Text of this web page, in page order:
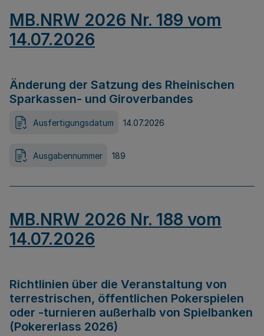
MB.NRW 2026 Nr. 189 vom
14.07.2026
Änderung der Satzung des Rheinischen
Sparkassen- und Giroverbandes
Ausfertigungsdatum 14.07.2026
Ausgabennummer 189
MB.NRW 2026 Nr. 188 vom
14.07.2026
Richtlinien über die Veranstaltung von
terrestrischen, öffentlichen Pokerspielen
oder -turnieren außerhalb von Spielbanken
(Pokererlass 2026)